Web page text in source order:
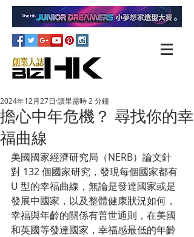
擔心中年危機？ 尋找你的幸
福曲線
2024年12月27日 讀畢需時 2 分鐘
美國國家經濟研究局（NERB）論文針
對 132 個國家研究，發現每個國家都有
U 型的幸福曲線，無論是發達國家或是
發展中國家，以及整體健康狀況如何，
幸福與年齡的關係有普世通則，在美國
和英國等發達國家，幸福感最低的年齡